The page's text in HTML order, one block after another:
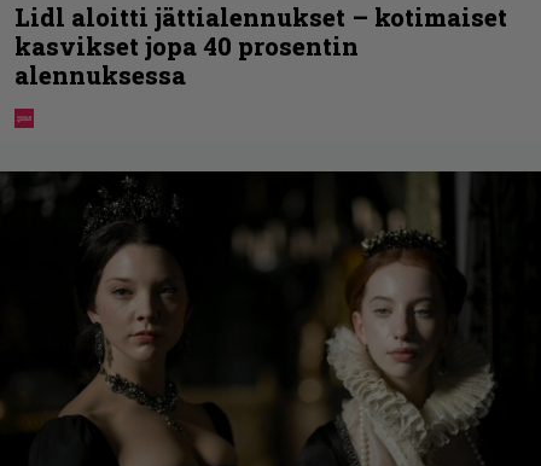
Lidl aloitti jättialennukset – kotimaiset
kasvikset jopa 40 prosentin
alennuksessa